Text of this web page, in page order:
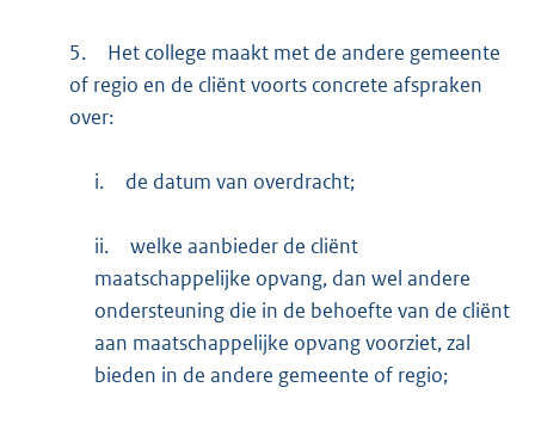
5.
Het college maakt met de andere gemeente
of regio en de cliënt voorts concrete afspraken
over:
i. de datum van overdracht;
ii.
welke aanbieder de cliënt
maatschappelijke opvang, dan wel andere
ondersteuning die in de behoefte van de cliënt
aan maatschappelijke opvang voorziet, zal
bieden in de andere gemeente of regio;